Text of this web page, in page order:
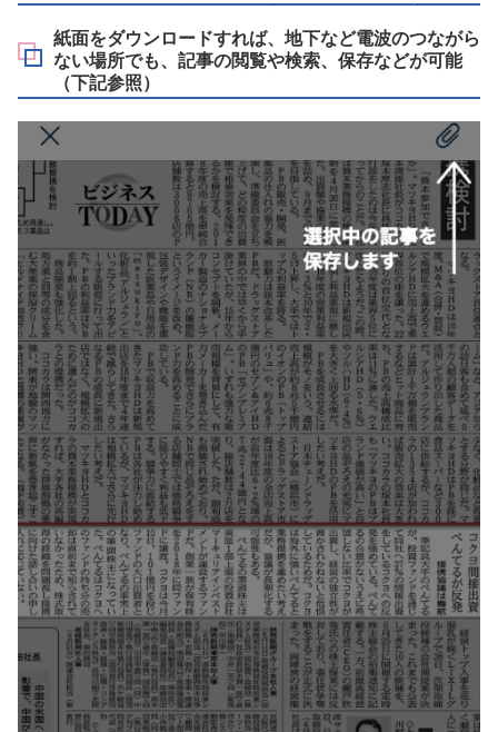
紙面をダウンロードすれば、地下など電波のつながら
ない場所でも、記事の閲覧や検索、保存などが可能
（下記参照）